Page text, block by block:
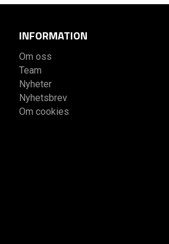
INFORMATION
Om oss
Team
Nyheter
Nyhetsbrev
Om cookies